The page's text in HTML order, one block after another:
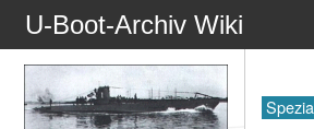
U-Boot-Archiv Wiki